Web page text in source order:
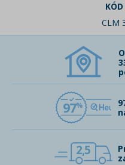
KÓD
CLM
97
2,5